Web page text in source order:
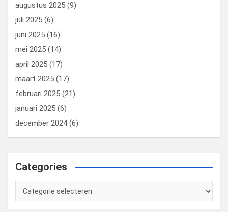
augustus 2025 (9)
juli 2025 (6)
juni 2025 (16)
mei 2025 (14)
april 2025 (17)
maart 2025 (17)
februari 2025 (21)
januari 2025 (6)
december 2024(6)
Categories
Categories